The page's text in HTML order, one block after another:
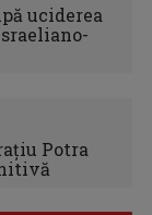
uciderea
Potra